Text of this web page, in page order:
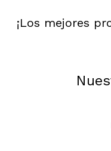
¡Los mejores